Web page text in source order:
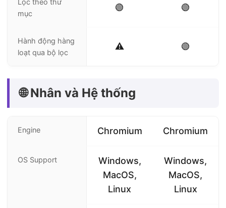
Lọc theo thư
mục
🟢 🟢
Hành động hàng
loạt qua bộ lọc
⚠️ 🟢
🌐 Nhân và Hệ thống
Engine Chromium Chromium
OS Support
Windows,
MacOS,
Linux
Windows,
MacOS,
Linux